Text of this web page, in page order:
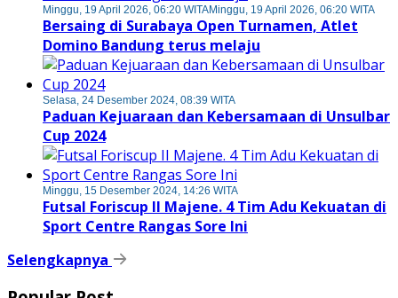
Minggu, 19 April 2026, 06:20 WITAMinggu, 19 April 2026, 06:20 WITA
Bersaing di Surabaya Open Turnamen, Atlet
Domino Bandung terus melaju
Selasa, 24 Desember 2024, 08:39 WITA
Paduan Kejuaraan dan Kebersamaan di Unsulbar
Cup 2024
Minggu, 15 Desember 2024, 14:26 WITA
Futsal Foriscup II Majene. 4 Tim Adu Kekuatan di
Sport Centre Rangas Sore Ini
Selengkapnya